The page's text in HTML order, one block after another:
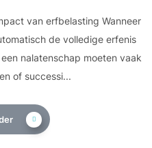
van erfbelasting Wanneer
de volledige erfenis
nalatenschap moeten vaak
of successi...